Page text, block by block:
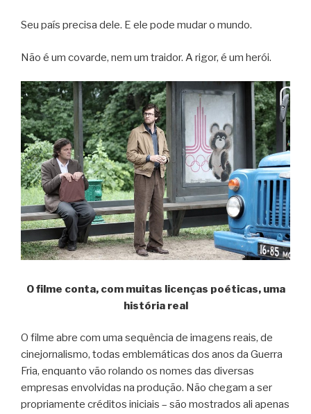
Seu país precisa dele. E ele pode mudar o mundo.
Não é um covarde, nem um traidor. A rigor, é um herói.
O filme conta, com muitas licenças poéticas, uma
história real
O filme abre com uma sequência de imagens reais, de
cinejornalismo, todas emblemáticas dos anos da Guerra
Fria, enquanto vão rolando os nomes das diversas
empresas envolvidas na produção. Não chegam a ser
propriamente créditos iniciais – são mostrados ali apenas